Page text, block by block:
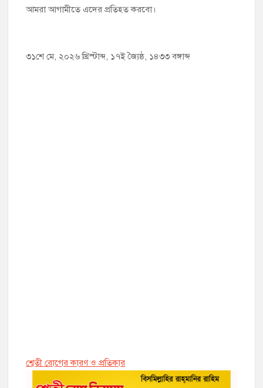
আমরা আগামীতে এদের প্রতিহত করবো।
৩১শে মে, ২০২৬ খ্রিস্টাব্দ, ১৭ই জ্যৈষ্ঠ, ১৪৩৩ বঙ্গাব্দ
শ্বেতী রোগের কারণ ও প্রতিকার